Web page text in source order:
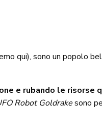
qui), sono un popolo
e rubando le risorse
Robot Goldrakesono